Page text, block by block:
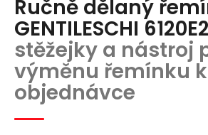
produktu
je
0,0
z
5
hvězdiček.
Ručně dělaný
GENTILESCHI
stěžejky a nástroj
výměnu řemínku k
objednávce
a
j
í
t
?